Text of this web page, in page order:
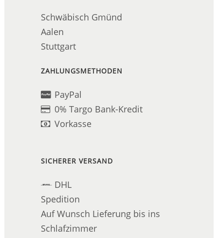
Schwäbisch Gmünd
Aalen
Stuttgart
ZAHLUNGSMETHODEN
PayPal
0% Targo Bank-Kredit
Vorkasse
SICHERER VERSAND
DHL
Spedition
Auf Wunsch Lieferung bis ins
Schlafzimmer